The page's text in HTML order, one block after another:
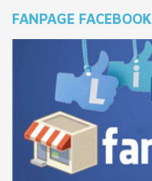
FANPAGE FACEBOOK